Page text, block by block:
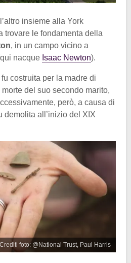
insieme alla York
trovare le fondamenta della
, in un campo vicino a
nacque Isaac Newton).
costruita per la madre di
del suo secondo marito,
però, a causa di
demolita all’inizio del XIX
Crediti foto: @National Trust, Paul Harris